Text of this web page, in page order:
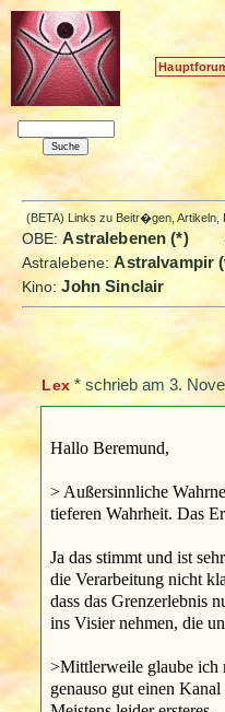
(BETA) Links zu Beitr�gen,
OBE:Astralebenen (*)
Astralebene:Astralvampir
Kino:John Sinclair
Lex *schrieb am3.
Hallo Beremund,
> Außersinnliche
tieferen Wahrheit. Das
Ja das stimmt und ist
die Verarbeitung nicht
dass das Grenzerlebnis
ins Visier nehmen, die
>Mittlerweile glaube ich
genauso gut einen